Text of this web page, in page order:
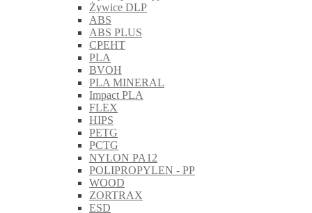
Żywice DLP
ABS
ABS PLUS
CPEHT
PLA
BVOH
PLA MINERAL
Impact PLA
FLEX
HIPS
PETG
PCTG
NYLON PA12
POLIPROPYLEN - PP
WOOD
ZORTRAX
ESD